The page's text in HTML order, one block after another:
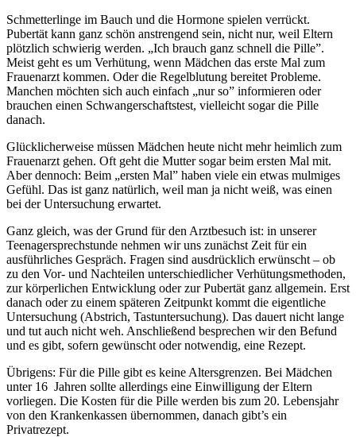
Schmetterlinge im Bauch und die Hormone spielen verrückt.
Pubertät kann ganz schön anstrengend sein, nicht nur, weil Eltern
plötzlich schwierig werden. „Ich brauch ganz schnell die Pille”.
Meist geht es um Verhütung, wenn Mädchen das erste Mal zum
Frauenarzt kommen. Oder die Regelblutung bereitet Probleme.
Manchen möchten sich auch einfach „nur so” informieren oder
brauchen einen Schwangerschaftstest, vielleicht sogar die Pille
danach.
Glücklicherweise müssen Mädchen heute nicht mehr heimlich zum
Frauenarzt gehen. Oft geht die Mutter sogar beim ersten Mal mit.
Aber dennoch: Beim „ersten Mal” haben viele ein etwas mulmiges
Gefühl. Das ist ganz natürlich, weil man ja nicht weiß, was einen
bei der Untersuchung erwartet.
Ganz gleich, was der Grund für den Arztbesuch ist: in unserer
Teenagersprechstunde nehmen wir uns zunächst Zeit für ein
ausführliches Gespräch. Fragen sind ausdrücklich erwünscht – ob
zu den Vor- und Nachteilen unterschiedlicher Verhütungsmethoden,
zur körperlichen Entwicklung oder zur Pubertät ganz allgemein. Erst
danach oder zu einem späteren Zeitpunkt kommt die eigentliche
Untersuchung (Abstrich, Tastuntersuchung). Das dauert nicht lange
und tut auch nicht weh. Anschließend besprechen wir den Befund
und es gibt, sofern gewünscht oder notwendig, eine Rezept.
Übrigens: Für die Pille gibt es keine Altersgrenzen. Bei Mädchen
unter 16 Jahren sollte allerdings eine Einwilligung der Eltern
vorliegen. Die Kosten für die Pille werden bis zum 20. Lebensjahr
von den Krankenkassen übernommen, danach gibt’s ein
Privatrezept.